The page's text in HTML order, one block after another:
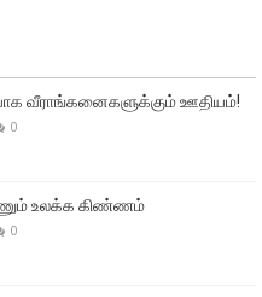
வீராங்கனைகளுக்கும் ஊதியம்!
0
உலக்க கிண்ணம்
0